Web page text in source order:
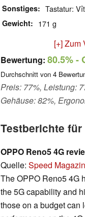
Sonstiges Tastatur:
Gewicht 171 g
[+] Zum
Bewertung: 80.5%-
Durchschnitt von 4
Preis: 77%, Leistung:
Gehäuse: 82%,
Testberichte für
OPPO Reno5 4G
Quelle: Speed
The OPPO Reno5 4G
the 5G capability and
those on a budget can